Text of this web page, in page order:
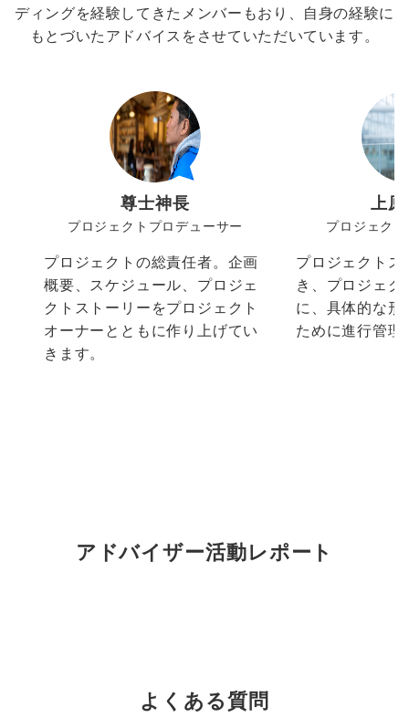
ディングを経験してきたメンバーもおり、自身の経験に
もとづいたアドバイスをさせていただいています。
尊士神長
プロジェクトプロデューサー
プロジェクトの総責任者。企画
概要、スケジュール、プロジェ
クトストーリーをプロジェクト
オーナーとともに作り上げてい
きます。
上
プロジェク
プロジェクト
き、プロジェ
に、具体的な
ために進行管
アドバイザー活動レポート
よくある質問